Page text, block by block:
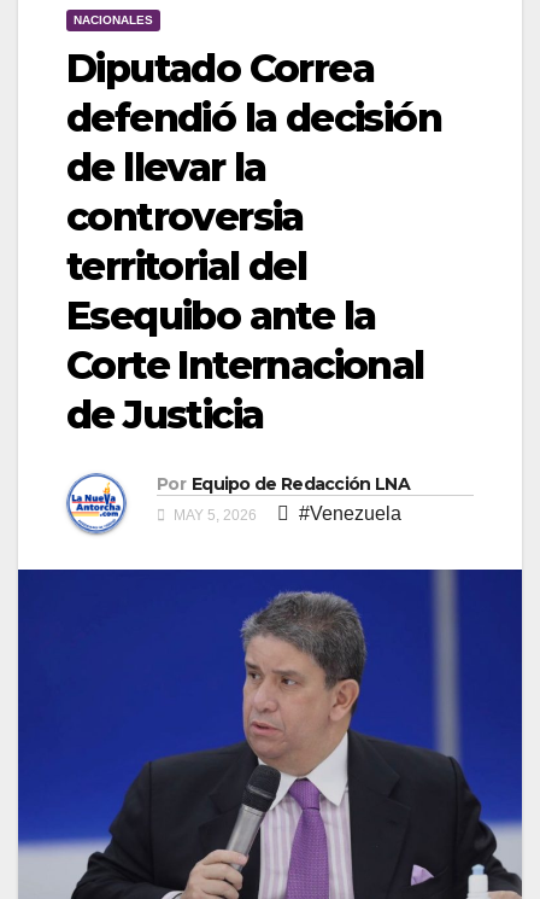
NACIONALES
Diputado Correa
defendió la decisión
de llevar la
controversia
territorial del
Esequibo ante la
Corte Internacional
de Justicia
Por Equipo de Redacción LNA
MAY 5, 2026 #Venezuela